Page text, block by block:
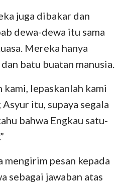
juga dibakar dan
dewa-dewa itu sama
Mereka hanya
batu buatan manusia.
lepaskanlah kami
itu, supaya segala
bahwa Engkau satu-
mengirim pesan kepada
sebagai jawaban atas